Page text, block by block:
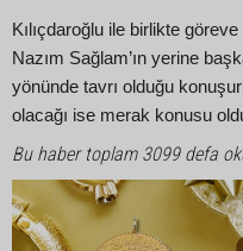
Kılıçdaroğlu ile birlikte
Nazım Sağlam’ın yerine
yönünde tavrı olduğu
olacağı ise merak konusu
Bu haber toplam 3099 defa